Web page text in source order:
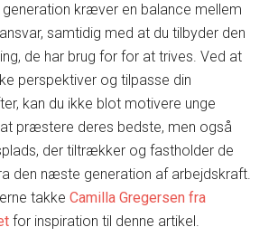
generation kræver en balance mellem
samtidig med at du tilbyder den
de har brug for for at trives. Ved at
perspektiver og tilpasse din
kan du ikke blot motivere unge
præstere deres bedste, men også
der tiltrækker og fastholder de
den næste generation af arbejdskraft.
takkeCamilla Gregersen fra
for inspiration til denne artikel.